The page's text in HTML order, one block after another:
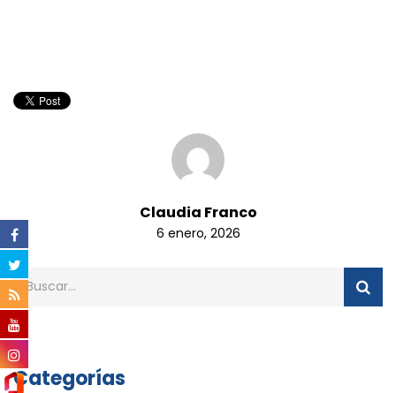
Claudia Franco
6 enero, 2026
Categorías